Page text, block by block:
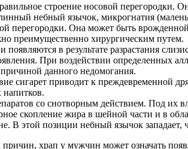
строение носовой перегородки.
небный язычок, микрогнатия
перегородки. Она может быть
преимущественно хирургическим путем.
в результате разрастания
При воздействии определенных
причиной данного недомогания.
сигарет приводит к преждевременной
со снотворным действием. Под их
скопление жира в шейной части и в
В этой позиции небный язычок
храп у мужчин может означать